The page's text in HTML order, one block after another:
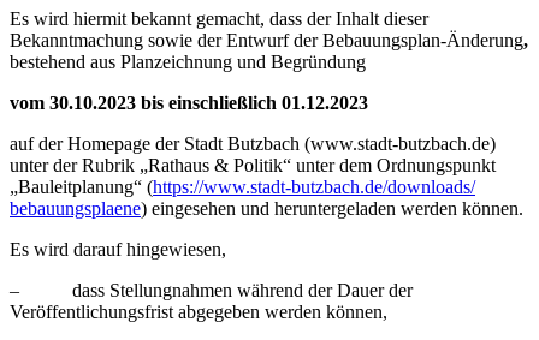
Es wird hiermit bekannt gemacht, dass der Inhalt dieser
Bekanntmachung sowie der Entwurf der Bebauungsplan-Änderung,
bestehend aus Planzeichnung und Begründung
vom 30.10.2023 bis einschließlich 01.12.2023
auf der Homepage der Stadt Butzbach (www.stadt-butzbach.de)
unter der Rubrik „Rathaus & Politik“ unter dem Ordnungspunkt
„Bauleitplanung“ (https://www.stadt-butzbach.de/downloads/
bebauungsplaene) eingesehen und heruntergeladen werden können.
Es wird darauf hingewiesen,
– dass Stellungnahmen während der Dauer der
Veröffentlichungsfrist abgegeben werden können,